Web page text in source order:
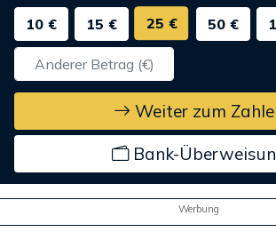
10 €
15 € 25 € 50 €
Weiter zum
Bank-
Werbung